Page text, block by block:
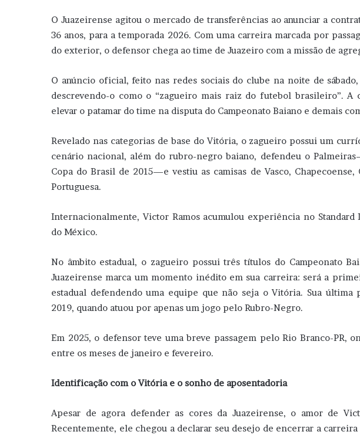
O Juazeirense agitou o mercado de transferências ao anunciar a
36 anos, para a temporada 2026. Com uma carreira marcada por
do exterior, o defensor chega ao time de Juazeiro com a missão de
O anúncio oficial, feito nas redes sociais do clube na noite de
descrevendo-o como o “zagueiro mais raiz do futebol brasileiro”. A
elevar o patamar do time na disputa do Campeonato Baiano e demais
Revelado nas categorias de base do Vitória, o zagueiro possui um
cenário nacional, além do rubro-negro baiano, defendeu o
Copa do Brasil de 2015—e vestiu as camisas de Vasco, Chapecoense,
Portuguesa.
Internacionalmente, Victor Ramos acumulou experiência no
do México.
No âmbito estadual, o zagueiro possui três títulos do Campeonato
Juazeirense marca um momento inédito em sua carreira: será a
estadual defendendo uma equipe que não seja o Vitória. Sua
2019, quando atuou por apenas um jogo pelo Rubro-Negro.
Em 2025, o defensor teve uma breve passagem pelo Rio Branco-PR,
entre os meses de janeiro e fevereiro.
Identificação com o Vitória e o sonho de aposentadoria
Apesar de agora defender as cores da Juazeirense, o amor de
Recentemente, ele chegou a declarar seu desejo de encerrar a